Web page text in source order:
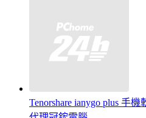
Tenorshare ianygo plus 手